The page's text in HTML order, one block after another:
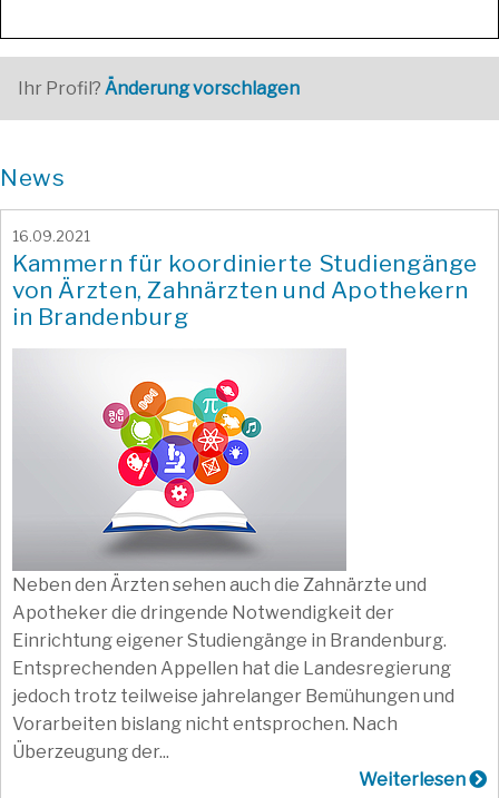
Ihr Profil? Änderung vorschlagen
News
16.09.2021
Kammern für koordinierte Studiengänge
von Ärzten, Zahnärzten und Apothekern
in Brandenburg
Neben den Ärzten sehen auch die Zahnärzte und
Apotheker die dringende Notwendigkeit der
Einrichtung eigener Studiengänge in Brandenburg.
Entsprechenden Appellen hat die Landesregierung
jedoch trotz teilweise jahrelanger Bemühungen und
Vorarbeiten bislang nicht entsprochen. Nach
Überzeugung der...
Weiterlesen